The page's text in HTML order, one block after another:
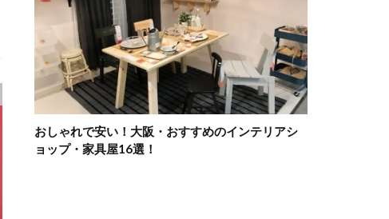
おしゃれで安い！大阪・おすすめのインテリアシ
ョップ・家具屋16選！